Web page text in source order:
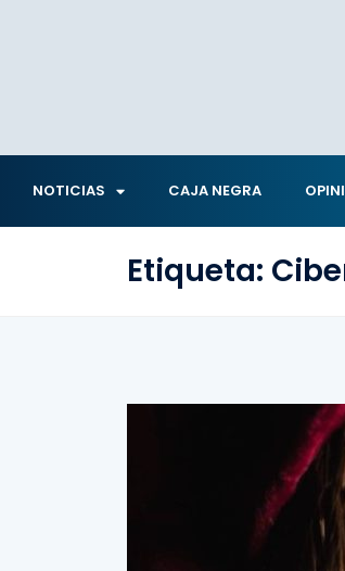
NOTICIAS CAJA NEGRA
Etiqueta: